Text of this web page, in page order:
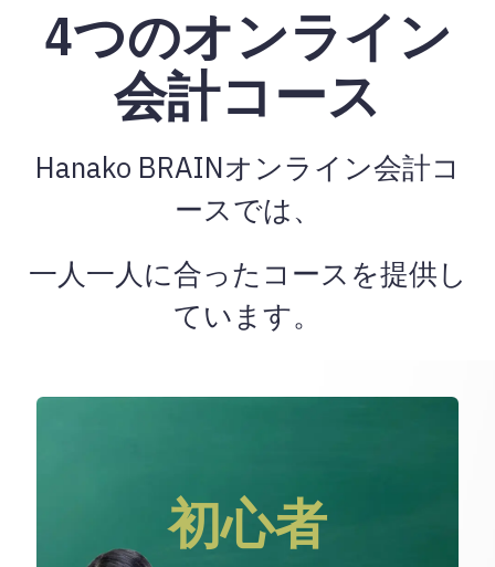
4つのオンライン
会計コース
Hanako BRAINオンライン会計コ
ースでは、
一人一人に合ったコースを提供し
ています。
初心者